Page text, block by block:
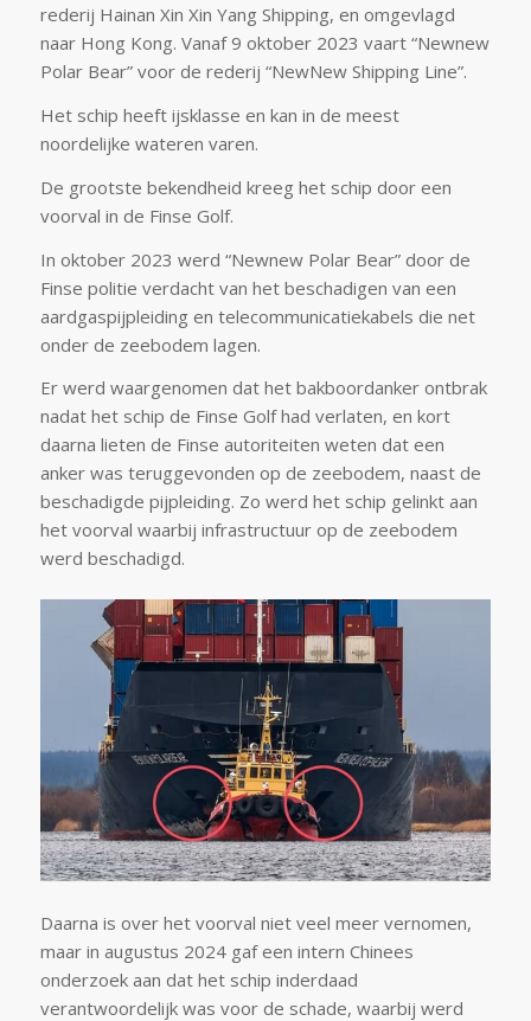
rederij Hainan Xin Xin Yang Shipping, en omgevlagd
naar Hong Kong. Vanaf 9 oktober 2023 vaart “Newnew
Polar Bear” voor de rederij “NewNew Shipping Line”.
Het schip heeft ijsklasse en kan in de meest
noordelijke wateren varen.
De grootste bekendheid kreeg het schip door een
voorval in de Finse Golf.
In oktober 2023 werd “Newnew Polar Bear” door de
Finse politie verdacht van het beschadigen van een
aardgaspijpleiding en telecommunicatiekabels die net
onder de zeebodem lagen.
Er werd waargenomen dat het bakboordanker ontbrak
nadat het schip de Finse Golf had verlaten, en kort
daarna lieten de Finse autoriteiten weten dat een
anker was teruggevonden op de zeebodem, naast de
beschadigde pijpleiding. Zo werd het schip gelinkt aan
het voorval waarbij infrastructuur op de zeebodem
werd beschadigd.
Daarna is over het voorval niet veel meer vernomen,
maar in augustus 2024 gaf een intern Chinees
onderzoek aan dat het schip inderdaad
verantwoordelijk was voor de schade, waarbij werd